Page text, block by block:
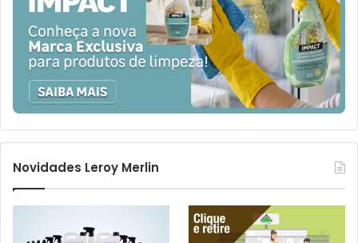
Novidades Leroy Merlin